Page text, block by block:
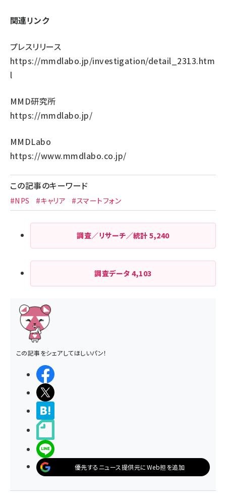
関連リンク
プレスリリース
https://mmdlabo.jp/investigation/detail_2313.htm
l
MMD研究所
https://mmdlabo.jp/
MMDLabo
https://www.mmdlabo.co.jp/
この記事のキーワード
#NPS #キャリア #スマートフォン
調査／リサーチ／統計5,240
調査データ4,103
この記事をシェアしてほしいパン！
優先するニュース提供元にWeb担を追加